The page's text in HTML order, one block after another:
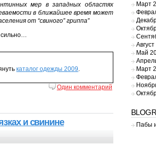
мер в западных областях
в ближайшее время может
от “свиного” гриппа”
сильно…
каталог одежды 2009.
Один комментарий
и свинине
Март
Май
Март
Пабы